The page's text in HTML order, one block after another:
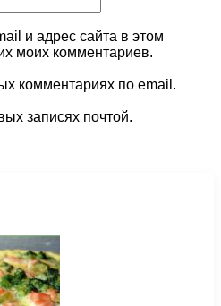
и адрес сайта в этом
моих комментариев.
комментариях по email.
записях почтой.